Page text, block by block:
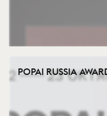
POPAI RUSSIA